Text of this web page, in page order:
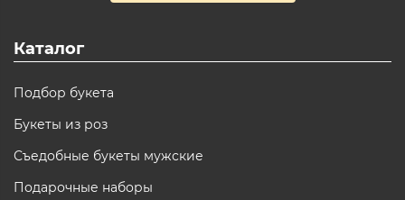
Каталог
Подбор букета
Букеты из роз
Съедобные букеты мужские
Подарочные наборы